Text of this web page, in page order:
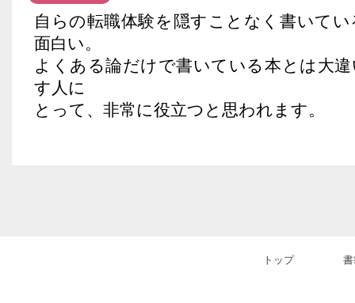
自らの転職体験を隠すことなく書いて
面白い。
よくある論だけで書いている本とは大
す人に
とって、非常に役立つと思われます。
トップ